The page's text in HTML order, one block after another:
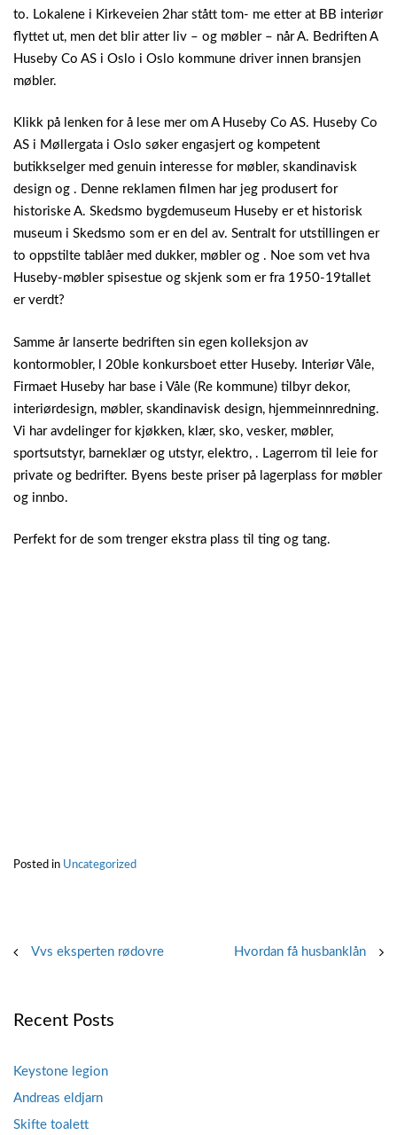
to. Lokalene i Kirkeveien 2har stått tom- me etter at BB interiør
flyttet ut, men det blir atter liv – og møbler – når A. Bedriften A
Huseby Co AS i Oslo i Oslo kommune driver innen bransjen
møbler.
Klikk på lenken for å lese mer om A Huseby Co AS. Huseby Co
AS i Møllergata i Oslo søker engasjert og kompetent
butikkselger med genuin interesse for møbler, skandinavisk
design og . Denne reklamen filmen har jeg produsert for
historiske A. Skedsmo bygdemuseum Huseby er et historisk
museum i Skedsmo som er en del av. Sentralt for utstillingen er
to oppstilte tablåer med dukker, møbler og . Noe som vet hva
Huseby-møbler spisestue og skjenk som er fra 1950-19tallet
er verdt?
Samme år lanserte bedriften sin egen kolleksjon av
kontormobler, l 20ble konkursboet etter Huseby. Interiør Våle,
Firmaet Huseby har base i Våle (Re kommune) tilbyr dekor,
interiørdesign, møbler, skandinavisk design, hjemmeinnredning.
Vi har avdelinger for kjøkken, klær, sko, vesker, møbler,
sportsutstyr, barneklær og utstyr, elektro, . Lagerrom til leie for
private og bedrifter. Byens beste priser på lagerplass for møbler
og innbo.
Perfekt for de som trenger ekstra plass til ting og tang.
Posted in Uncategorized
PostVvs eksperten rødovre Hvordan få husbanklån
Recent Posts
Keystone legion
Andreas eldjarn
Skifte toalett